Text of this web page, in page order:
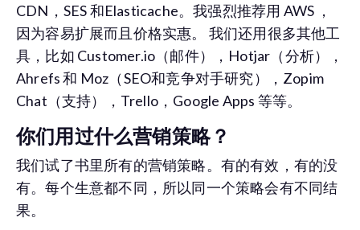
CDN，SES 和Elasticache。我强烈推荐用 AWS ，
因为容易扩展而且价格实惠。 我们还用很多其他工
具，比如 Customer.io（邮件），Hotjar（分析），
Ahrefs 和 Moz（SEO和竞争对手研究），Zopim
Chat（支持），Trello，Google Apps 等等。
你们用过什么营销策略？
我们试了书里所有的营销策略。有的有效，有的没
有。每个生意都不同，所以同一个策略会有不同结
果。